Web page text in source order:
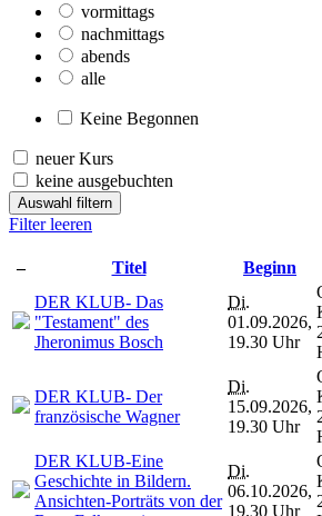
vormittags
nachmittags
abends
alle
Keine Begonnen
neuer Kurs
keine ausgebuchten
Auswahl filtern
Filter leeren
– Titel Beginn
DER KLUB- Das
"Testament" des
Jheronimus Bosch
Di.
01.09.2026,
19.30 Uhr
DER KLUB- Der
französische Wagner
Di.
15.09.2026,
19.30 Uhr
DER KLUB-Eine
Geschichte in Bildern.
Ansichten-Porträts von der
Di.
06.10.2026,
19.30 Uhr